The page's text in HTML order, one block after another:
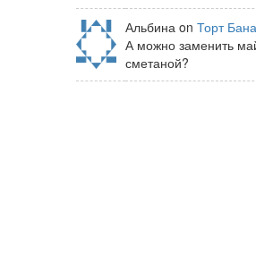
Альбина on Торт
А можно заменить
сметаной?